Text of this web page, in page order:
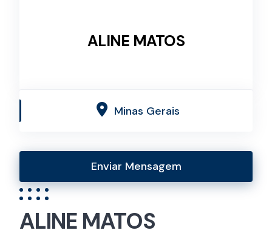
ALINE MATOS
Minas Gerais
Enviar Mensagem
ALINE MATOS